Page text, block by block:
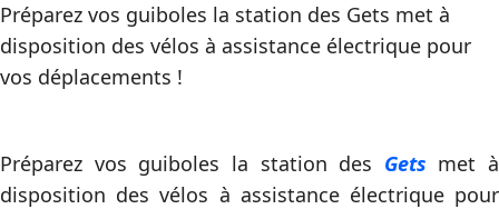
Préparez vos guiboles la station des Gets met à
disposition des vélos à assistance électrique pour
vos déplacements !
Préparez vos guiboles la station des Gets met à
disposition des vélos à assistance électrique pour